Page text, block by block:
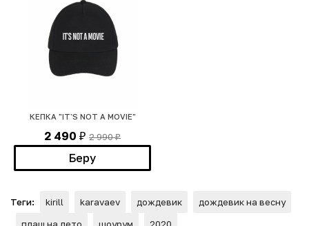
КЕПКА "IT`S NOT A MOVIE"
2 490 ₽ 2 990₽
Беру
Теги: kirill karavaev дождевик
дождевик на весну